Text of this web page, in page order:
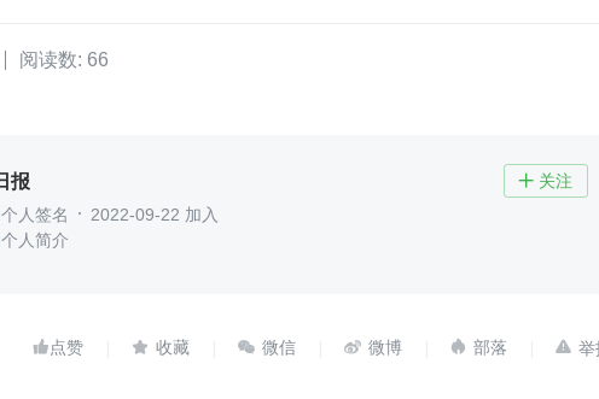
阅读数: 66
报  关注
人签名
2022-09-22 加入
人简介
     